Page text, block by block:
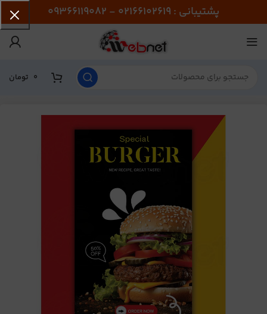
پشتیبانی : 02166102619 - 09366119082
0 تومان